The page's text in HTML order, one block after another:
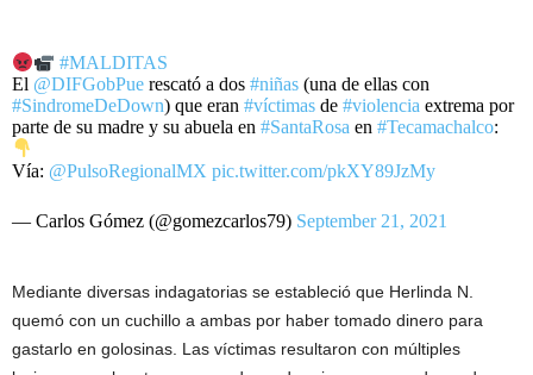
#MALDITAS
El @DIFGobPue rescató a dos #niñas (una de ellas con
#SindromeDeDown) que eran #víctimas de #violencia extrema por
parte de su madre y su abuela en #SantaRosa en #Tecamachalco:
Vía: @PulsoRegionalMX pic.twitter.com/pkXY89JzMy
— Carlos Gómez (@gomezcarlos79) September 21, 2021
Mediante diversas indagatorias se estableció que Herlinda N.
quemó con un cuchillo a ambas por haber tomado dinero para
gastarlo en golosinas. Las víctimas resultaron con múltiples